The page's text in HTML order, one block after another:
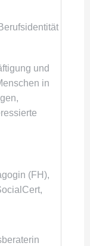
und
in
(FH),